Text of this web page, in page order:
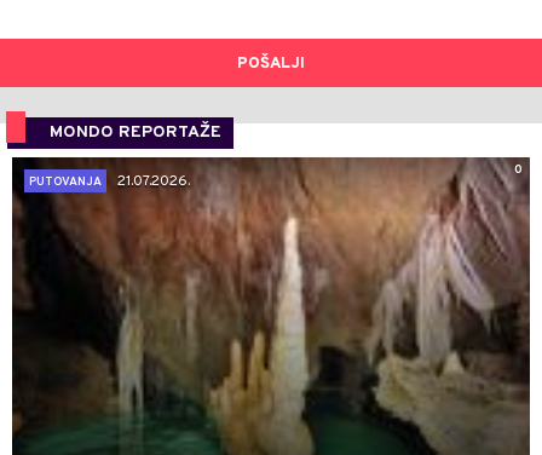
POŠALJI
MONDO REPORTAŽE
0
PUTOVANJA
21.07.2026.